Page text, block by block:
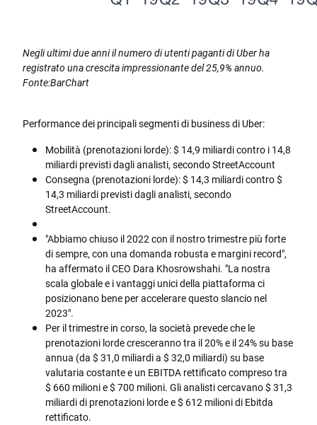
Negli ultimi due anni il numero di utenti paganti di Uber ha
registrato una crescita impressionante del 25,9% annuo.
Fonte:BarChart
Performance dei principali segmenti di business di Uber:
Mobilità (prenotazioni lorde): $ 14,9 miliardi contro i 14,8
miliardi previsti dagli analisti, secondo StreetAccount
Consegna (prenotazioni lorde): $ 14,3 miliardi contro $
14,3 miliardi previsti dagli analisti, secondo
StreetAccount.
"Abbiamo chiuso il 2022 con il nostro trimestre più forte
di sempre, con una domanda robusta e margini record",
ha affermato il CEO Dara Khosrowshahi. "La nostra
scala globale e i vantaggi unici della piattaforma ci
posizionano bene per accelerare questo slancio nel
2023".
Per il trimestre in corso, la società prevede che le
prenotazioni lorde cresceranno tra il 20% e il 24% su base
annua (da $ 31,0 miliardi a $ 32,0 miliardi) su base
valutaria costante e un EBITDA rettificato compreso tra
$ 660 milioni e $ 700 milioni. Gli analisti cercavano $ 31,3
miliardi di prenotazioni lorde e $ 612 milioni di Ebitda
rettificato.